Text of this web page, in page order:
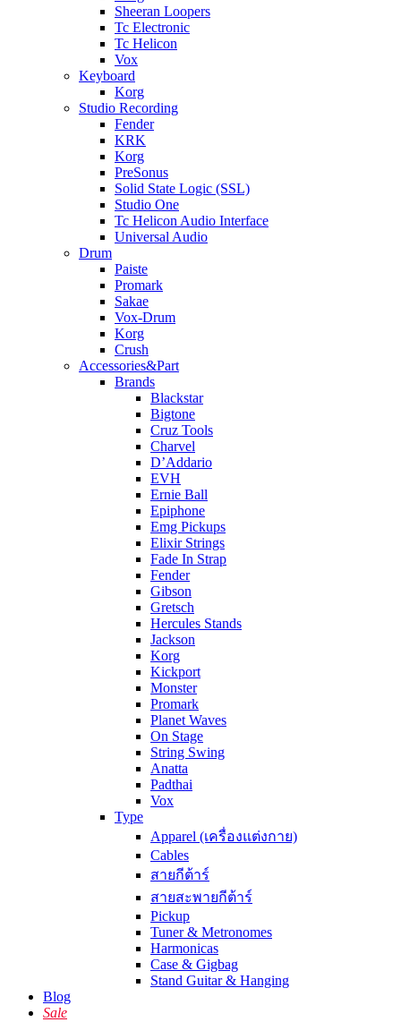
Sheeran Loopers
Tc Electronic
Tc Helicon
Vox
Keyboard
Korg
Studio Recording
Fender
KRK
Korg
PreSonus
Solid State Logic (SSL)
Studio One
Tc Helicon Audio Interface
Universal Audio
Drum
Paiste
Promark
Sakae
Vox-Drum
Korg
Crush
Accessories&Part
Brands
Blackstar
Bigtone
Cruz Tools
Charvel
D’Addario
EVH
Ernie Ball
Epiphone
Emg Pickups
Elixir Strings
Fade In Strap
Fender
Gibson
Gretsch
Hercules Stands
Jackson
Korg
Kickport
Monster
Promark
Planet Waves
On Stage
String Swing
Anatta
Padthai
Vox
Type
Apparel (เครื่องแต่งกาย)
Cables
สายกีต้าร์
สายสะพายกีต้าร์
Pickup
Tuner & Metronomes
Harmonicas
Case & Gigbag
Stand Guitar & Hanging
Blog
Sale